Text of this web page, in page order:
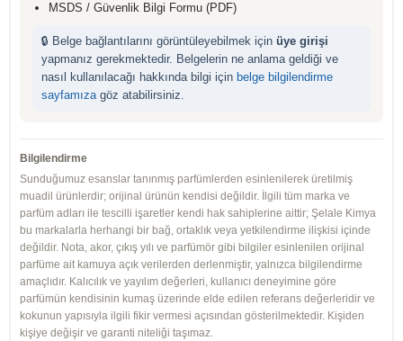
MSDS / Güvenlik Bilgi Formu (PDF)
🔒 Belge bağlantılarını görüntüleyebilmek için üye girişi
yapmanız gerekmektedir. Belgelerin ne anlama geldiği ve
nasıl kullanılacağı hakkında bilgi için belge bilgilendirme
sayfamızagöz atabilirsiniz.
Bilgilendirme
Sunduğumuz esanslar tanınmış parfümlerden esinlenilerek üretilmiş
muadil ürünlerdir; orijinal ürünün kendisi değildir. İlgili tüm marka ve
parfüm adları ile tescilli işaretler kendi hak sahiplerine aittir; Şelale Kimya
bu markalarla herhangi bir bağ, ortaklık veya yetkilendirme ilişkisi içinde
değildir. Nota, akor, çıkış yılı ve parfümör gibi bilgiler esinlenilen orijinal
parfüme ait kamuya açık verilerden derlenmiştir, yalnızca bilgilendirme
amaçlıdır. Kalıcılık ve yayılım değerleri, kullanıcı deneyimine göre
parfümün kendisinin kumaş üzerinde elde edilen referans değerleridir ve
kokunun yapısıyla ilgili fikir vermesi açısından gösterilmektedir. Kişiden
kişiye değişir ve garanti niteliği taşımaz.